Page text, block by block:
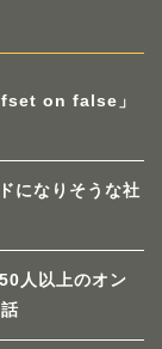
on false」
になりそうな社
人以上のオン